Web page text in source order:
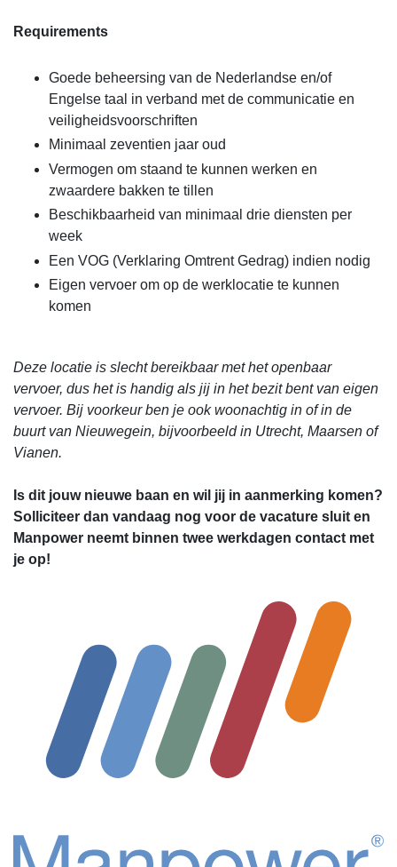
Requirements
Goede beheersing van de Nederlandse en/of
Engelse taal in verband met de communicatie en
veiligheidsvoorschriften
Minimaal zeventien jaar oud
Vermogen om staand te kunnen werken en
zwaardere bakken te tillen
Beschikbaarheid van minimaal drie diensten per
week
Een VOG (Verklaring Omtrent Gedrag) indien nodig
Eigen vervoer om op de werklocatie te kunnen
komen
Deze locatie is slecht bereikbaar met het openbaar
vervoer, dus het is handig als jij in het bezit bent van eigen
vervoer. Bij voorkeur ben je ook woonachtig in of in de
buurt van Nieuwegein, bijvoorbeeld in Utrecht, Maarsen of
Vianen.
Is dit jouw nieuwe baan en wil jij in aanmerking komen?
Solliciteer dan vandaag nog voor de vacature sluit en
Manpower neemt binnen twee werkdagen contact met
je op!